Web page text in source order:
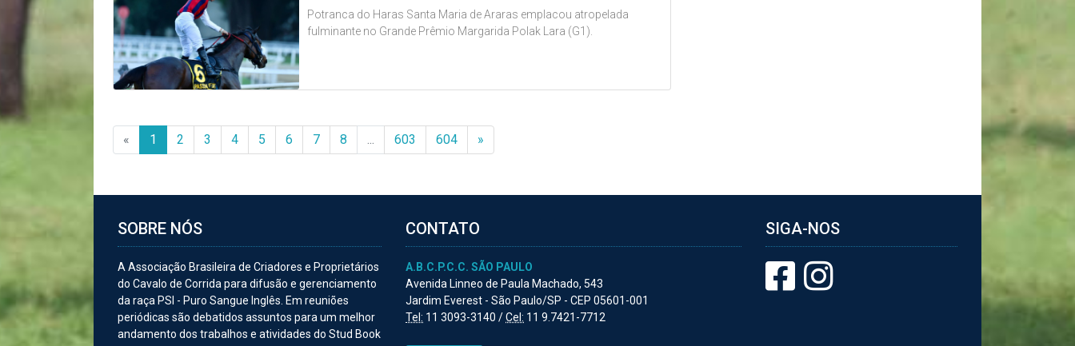
Potranca do Haras Santa Maria de Araras emplacou atropelada
fulminante no Grande Prêmio Margarida Polak Lara (G1).
« 1 2 3 4 5 6 7 8 ... 603 604 »
SOBRE NÓS
A Associação Brasileira de Criadores e Proprietários
do Cavalo de Corrida para difusão e gerenciamento
da raça PSI - Puro Sangue Inglês. Em reuniões
periódicas são debatidos assuntos para um melhor
andamento dos trabalhos e atividades do Stud Book
CONTATO
A.B.C.P.C.C. SÃO PAULO
Avenida Linneo de Paula Machado, 543
Jardim Everest - São Paulo/SP - CEP 05601-001
Tel: 11 3093-3140 /Cel: 11 9.7421-7712
SIGA-NOS